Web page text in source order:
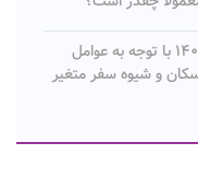
سلام هزینه سفر به مصر ۱۴۰۵ با توجه به عوامل
و شیوه سفر متغیر